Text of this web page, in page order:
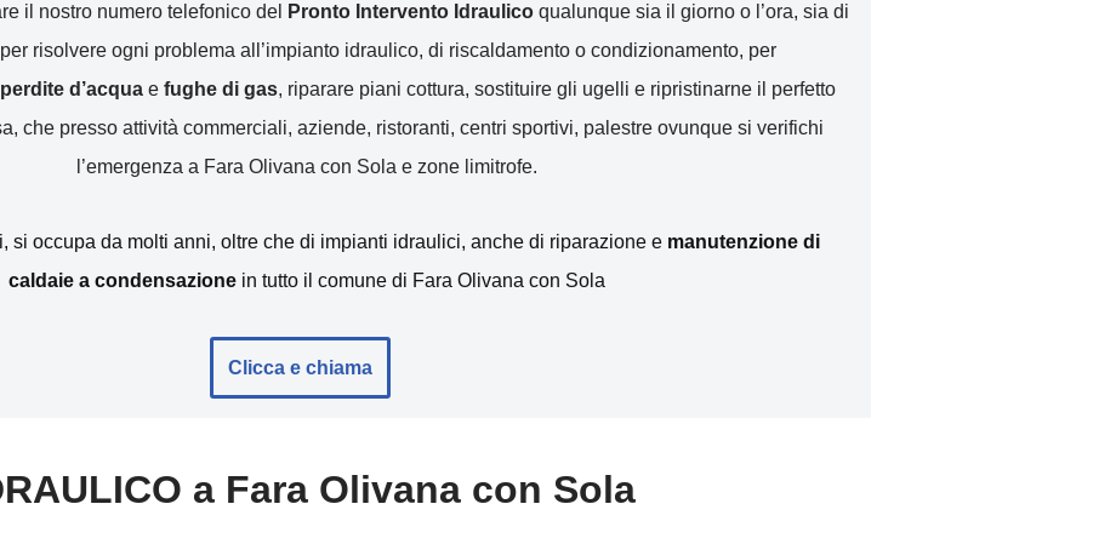
il nostro numero telefonico del Pronto Intervento Idraulicoqualunque sia il giorno o l’ora, sia di
risolvere ogni problema all’impianto idraulico, di riscaldamento o condizionamento, per
d’acquae fughe di gas, riparare piani cottura, sostituire gli ugelli e ripristinarne il perfetto
che presso attività commerciali, aziende, ristoranti, centri sportivi, palestre ovunque si verifichi
l’emergenza a Fara Olivana con Sola e zone limitrofe.
si occupa da molti anni, oltre che di impianti idraulici, anche di riparazione e manutenzione di
caldaie a condensazionein tutto il comune di Fara Olivana con Sola
Clicca e chiama
a Fara Olivana con Sola